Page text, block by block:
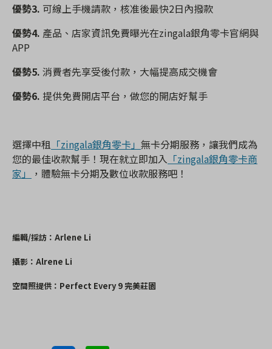
優勢3. 可線上手機請款，核准後最快2日內撥款
優勢4. 產品、店家資訊免費曝光在zingala銀角零卡官網與
APP
優勢5. 消費者先享受後付款，大幅提高成交機會
優勢6. 提供免費開店平台，做您的開店好幫手
選擇中租 「zingala銀角零卡」 無卡分期服務，讓我們成為
您的最佳收款幫手！現在就立即加入 「zingala銀角零卡商
家」
，體驗無卡分期及數位收款服務吧！
編輯/採訪：Arlene Li
攝影：Alrene Li
空間照提供：Perfect Every 9 完美莊園